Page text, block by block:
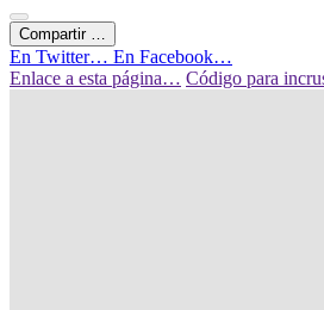
Compartir …
En Twitter… En Facebook…
Enlace a esta página… Código para